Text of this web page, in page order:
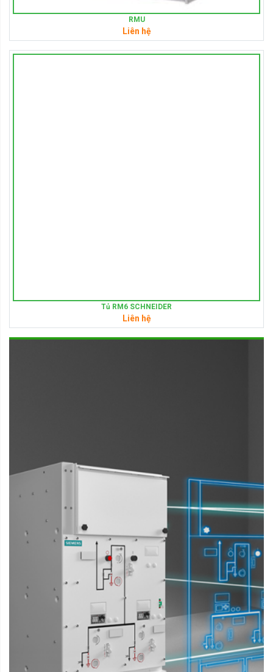
RMU
Liên hệ
Tủ RM6 SCHNEIDER
Liên hệ